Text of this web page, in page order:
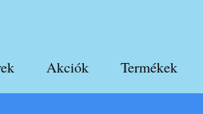
Akciók Termékek